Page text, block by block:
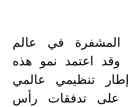
المشفرة في عالم
وقد اعتمد نمو هذه
تنظيمي عالمي
على تدفقات رأس